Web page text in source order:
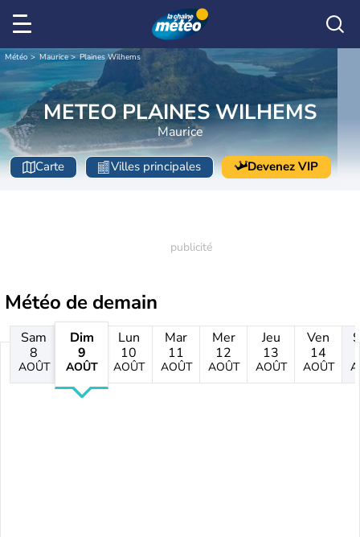
Météo Maurice Plaines Wilhems
METEO PLAINES WILHEMS
Maurice
Carte Villes principales Devenez VIP
Météo de demain
Sam
8
AOÛT
Dim
9
AOÛT
Lun
10
AOÛT
Mar
11
AOÛT
Mer
12
AOÛT
Jeu
13
AOÛT
Ven
14
AOÛT